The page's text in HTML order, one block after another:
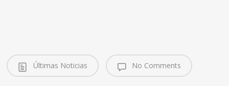
Últimas Noticias No Comments